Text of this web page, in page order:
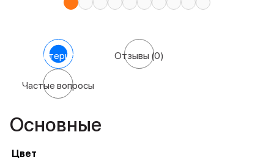
Характеристики Отзывы (0)
Частые вопросы
Основные
Цвет